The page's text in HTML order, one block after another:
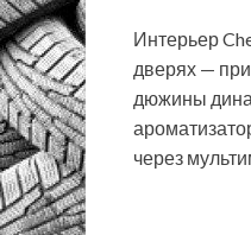
Интерьер
дверях —
дюжины
через